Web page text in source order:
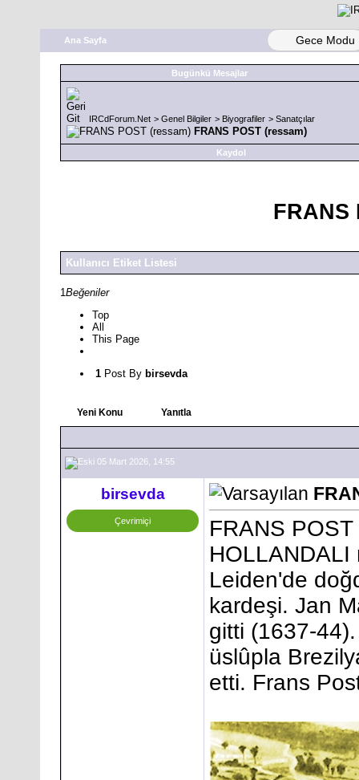
Ana Sayfa Gece Modu
Bugünkü Mesajlar
IRCdForum.Net > Genel Bilgiler > Biyografiler > Sanatçılar
FRANS POST (ressam)
Kaydol
FRANS
Kullanıcı Etiket Listesi
1Beğeniler
Top
All
This Page
1 Post By birsevda
Yeni Konu Yanıtla
05 Mart 2026, 14:55
birsevda
Çevrimiçi
FRANS
HOLLANDALI
Leiden'de
kardeşi. Jan
gitti (1637-
üslûpla
etti. Frans